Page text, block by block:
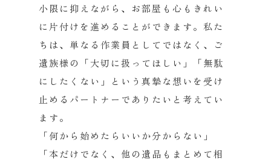
小限に抑えながら、お部屋も心もきれい
に片付けを進めることができます。私た
ちは、単なる作業員としてではなく、ご
遺族様の「大切に扱ってほしい」「無駄
にしたくない」という真摯な想いを受け
止めるパートナーでありたいと考えてい
ます。
「何から始めたらいいか分からない」
「本だけでなく、他の遺品もまとめて相